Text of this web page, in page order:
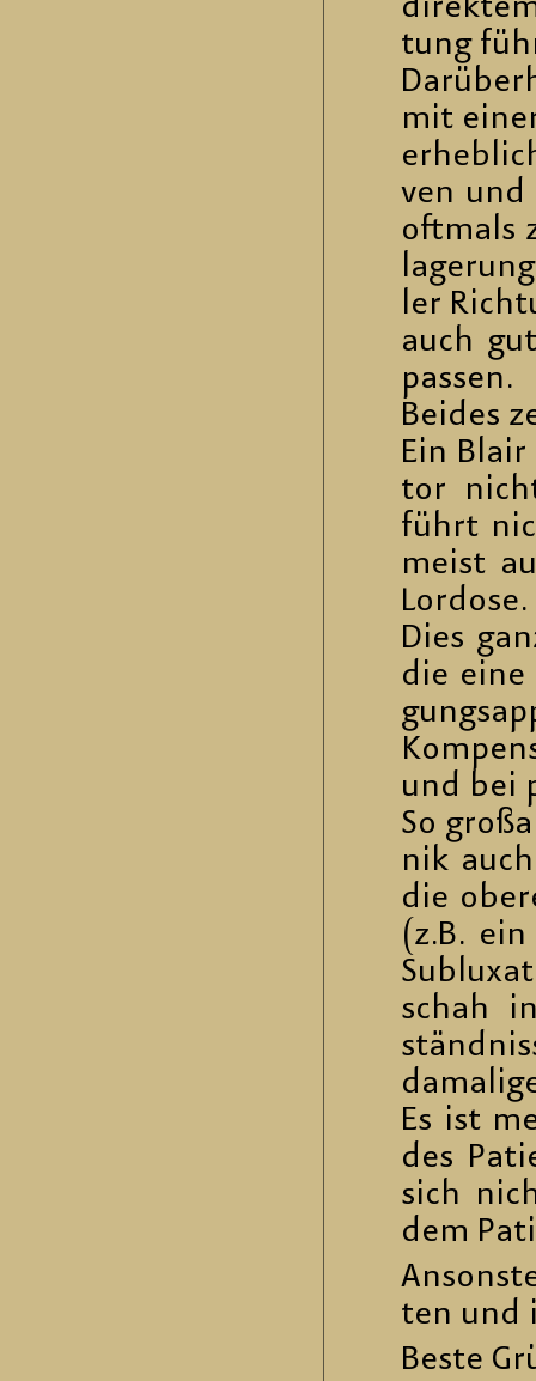
tung
mit
ven und
oft­mals
ler
auch
pas­sen.
Bei­des
Ein
tor
führt
meist
Lordo­se.
Dies
die eine
und bei
So
nik
die
(z.B.
schah
Es ist
des
sich
dem
ten und
Beste